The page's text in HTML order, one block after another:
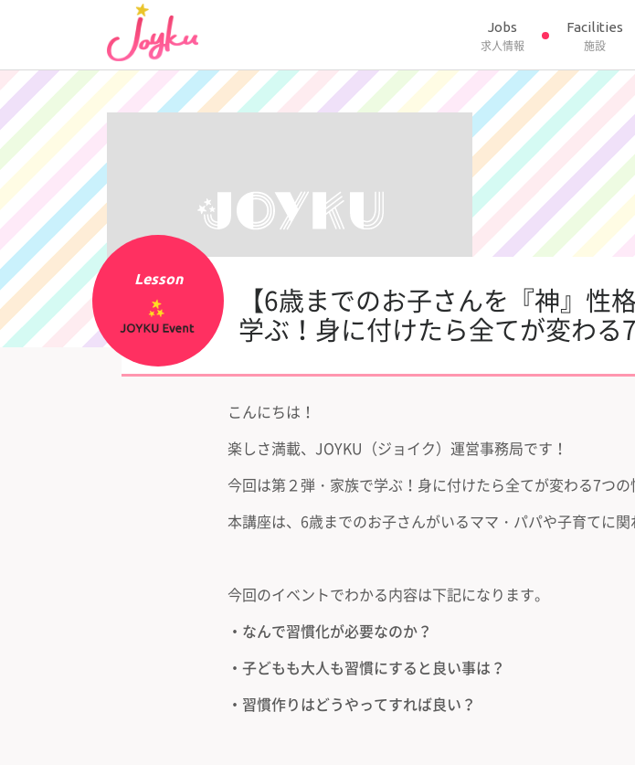
ン
ツ
へ
ス
キ
ッ
プ
Jobs
求人情報
Facilities
施設
【6歳までのお子さんを『神』
学ぶ！身に付けたら全てが変わ
Lesson
こんにちは！
楽しさ満載、JOYKU（ジョイク）運営事務局です！
今回は第２弾・家族で学ぶ！身に付けたら全てが変わる7つ
本講座は、6歳までのお子さんがいるママ・パパや子育てに
今回のイベントでわかる内容は下記になります。
・なんで習慣化が必要なのか？
・子どもも大人も習慣にすると良い事は？
・習慣作りはどうやってすれば良い？